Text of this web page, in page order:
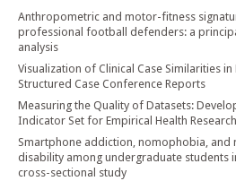
Anthropometric and motor-fitness
professional football defenders: a
analysis
Visualization of Clinical Case Similarities
Structured Case Conference Reports
Measuring the Quality of Datasets:
Indicator Set for Empirical Health Research
Smartphone addiction, nomophobia, and
disability among undergraduate students
cross-sectional study